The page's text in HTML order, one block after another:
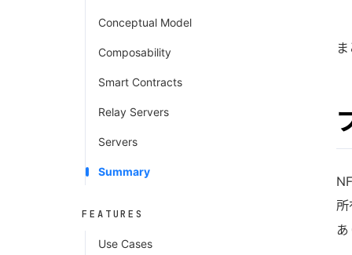
Conceptual Model
Composability
Smart Contracts
Relay Servers
Servers
Summary
FEATURES
Use Cases